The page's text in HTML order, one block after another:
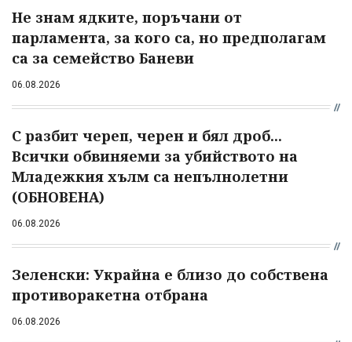
Не знам ядките, поръчани от
парламента, за кого са, но предполагам
са за семейство Баневи
06.08.2026
С разбит череп, черен и бял дроб...
Всички обвиняеми за убийството на
Младежкия хълм са непълнолетни
(ОБНОВЕНА)
06.08.2026
Зеленски: Украйна е близо до собствена
противоракетна отбрана
06.08.2026